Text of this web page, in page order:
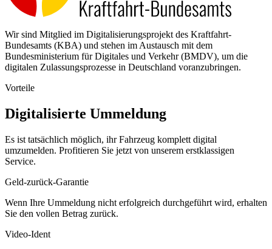
Wir sind Mitglied im Digitalisierungsprojekt des Kraftfahrt-
Bundesamts (KBA) und stehen im Austausch mit dem
Bundesministerium für Digitales und Verkehr (BMDV), um die
digitalen Zulassungsprozesse in Deutschland voranzubringen.
Vorteile
Digitalisierte Ummeldung
Es ist tatsächlich möglich, ihr Fahrzeug komplett digital
umzumelden. Profitieren Sie jetzt von unserem erstklassigen
Service.
Geld-zurück-Garantie
Wenn Ihre Ummeldung nicht erfolgreich durchgeführt wird, erhalten
Sie den vollen Betrag zurück.
Video-Ident